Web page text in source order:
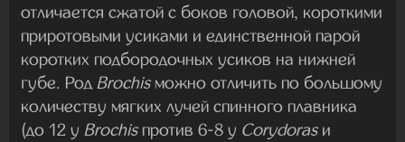
отличается сжатой с боков головой, короткими
приротовыми усиками и единственной парой
коротких подбородочных усиков на нижней
губе. Род Brochisможно отличить по большому
количеству мягких лучей спинного плавника
(до 12 у Brochisпротив 6-8 у Corydorasи